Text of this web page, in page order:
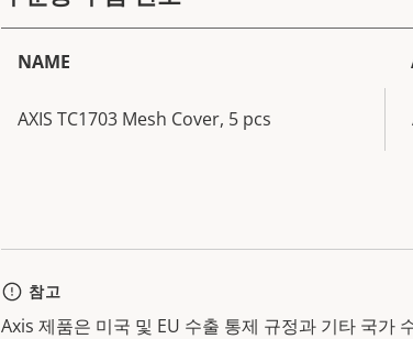
NAME
AXIS TC1703 Mesh Cover, 5 pcs
참고
Axis 제품은 미국 및 EU 수출 통제 규정과 기타 국가